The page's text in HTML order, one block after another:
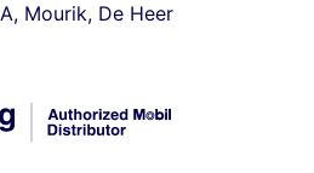
, Mourik, De Heer